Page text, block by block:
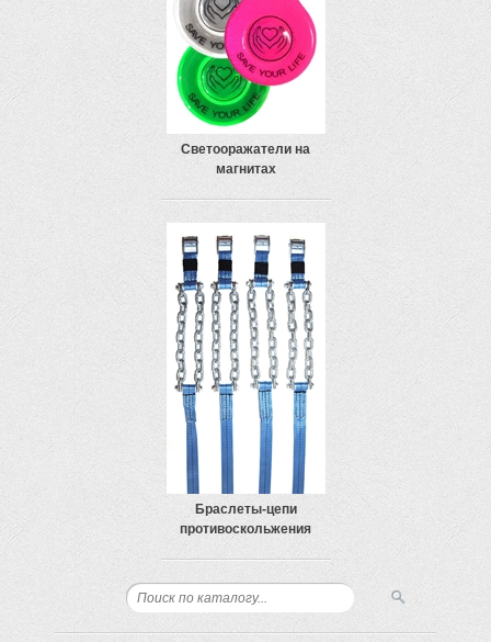
Светооражатели на
магнитах
Браслеты-цепи
противоскольжения